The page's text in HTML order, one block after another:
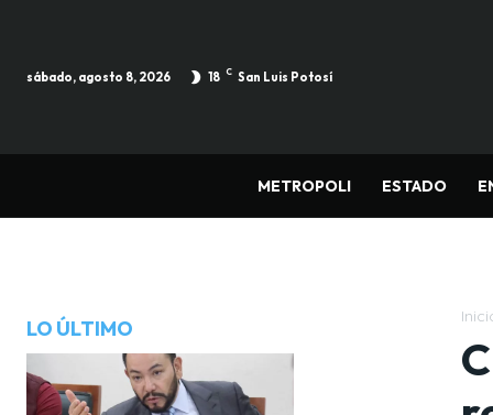
sábado, agosto 8, 2026 18 C San Luis Potosí
METROPOLI ESTADO
LO ÚLTIMO